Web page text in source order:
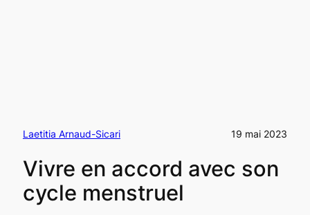
Laetitia Arnaud-Sicari 19 mai 2023
Vivre en accord avec son
cycle menstruel